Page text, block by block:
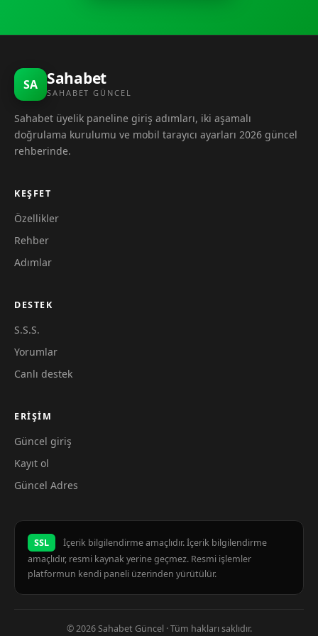
SA Sahabet
SAHABET GÜNCEL
Sahabet üyelik paneline giriş adımları, iki aşamalı
doğrulama kurulumu ve mobil tarayıcı ayarları 2026 güncel
rehberinde.
KEŞFET
Özellikler
Rehber
Adımlar
DESTEK
S.S.S.
Yorumlar
Canlı destek
ERIŞIM
Güncel giriş
Kayıt ol
Güncel Adres
SSL
İçerik bilgilendirme amaçlıdır. İçerik bilgilendirme
amaçlıdır, resmi kaynak yerine geçmez. Resmi işlemler
platformun kendi paneli üzerinden yürütülür.
© 2026 Sahabet Güncel · Tüm hakları saklıdır.